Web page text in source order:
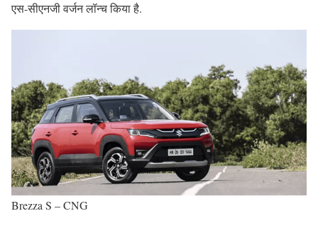
एस-सीएनजी वर्जन लॉन्च किया है.
Brezza S – CNG